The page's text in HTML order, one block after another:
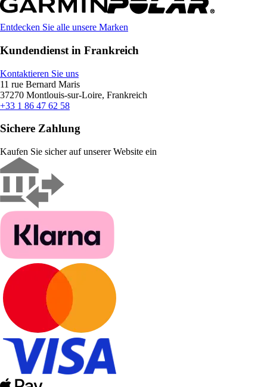
Entdecken Sie alle unsere Marken
Kundendienst in Frankreich
Kontaktieren Sie uns
11 rue Bernard Maris
37270 Montlouis-sur-Loire, Frankreich
+33 1 86 47 62 58
Sichere Zahlung
Kaufen Sie sicher auf unserer Website ein